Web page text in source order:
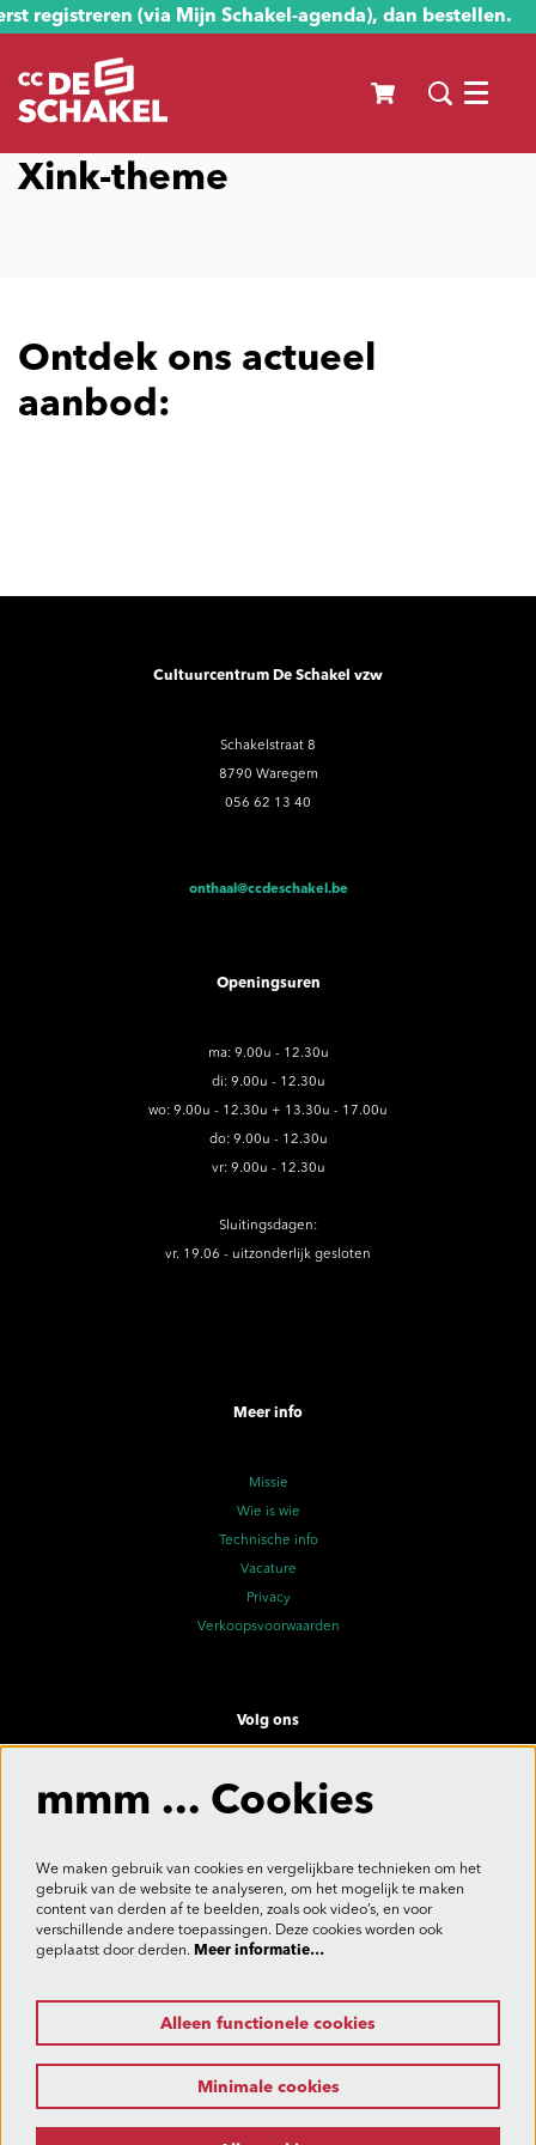
registreren (via Mijn Schakel-agenda), dan bestellen.
Menu
Xink-theme
Ontdek ons actueel
aanbod:
Cultuurcentrum De Schakel vzw
Schakelstraat 8
8790 Waregem
056 62 13 40
onthaal@ccdeschakel.be
Openingsuren
ma: 9.00u - 12.30u
di: 9.00u - 12.30u
wo: 9.00u - 12.30u + 13.30u - 17.00u
do: 9.00u - 12.30u
vr: 9.00u - 12.30u
Sluitingsdagen:
vr. 19.06 - uitzonderlijk gesloten
Meer info
Missie
Wie is wie
Technische info
Vacature
Privacy
Verkoopsvoorwaarden
Volg ons
Aanmelden
Deze site wordt beschermd door reCAPTCHA, dataverwerking gebeurt in overeenstemming met de
mmm ... Cookies
We maken gebruik van cookies en vergelijkbare technieken om het
gebruik van de website te analyseren, om het mogelijk te maken
content van derden af te beelden, zoals ook video’s, en voor
verschillende andere toepassingen. Deze cookies worden ook
geplaatst door derden. Meer informatie…
Alleen functionele cookies
Minimale cookies